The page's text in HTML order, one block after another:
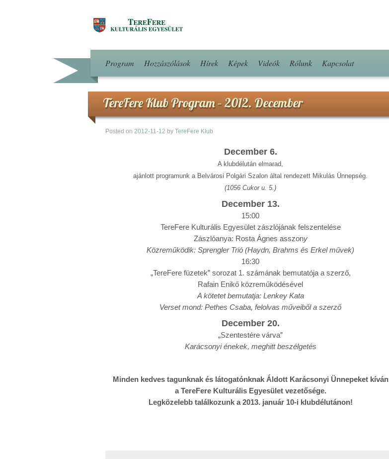
Program Hozzászólások Hírek Képek Videók Rólunk Kapcsolat
TereFere Klub Program – 2012. December
Posted on 2012-11-12 by TereFere Klub
December 6.
A klubdélután elmarad,
ajánlott programunk a Belvárosi Polgári Szalon által rendezett Mikulás Ünnepség.
(1056 Cukor u. 5.)
December 13.
15:00
TereFere Kulturális Egyesület zászlójának felszentelése
Zászlóanya: Rosta Ágnes asszony
Közreműködik: Sprengler Trió (Haydn, Brahms és Erkel művek)
16:30
„TereFere füzetek” sorozat 1. számának bemutatója a szerző,
Rafain Enikő közreműködésével
A kötetet bemutatja: Lenkey Kata
Verset mond: Pethes Csaba, felolvas műveiből a szerző
December 20.
„Szentestére várva”
Karácsonyi énekek, meghitt beszélgetés
Minden kedves tagunknak és látogatónknak Áldott Karácsonyi Ünnepeket kíván
a TereFere Kulturális Egyesület vezetősége.
Legközelebb találkozunk a 2013. január 10-i klubdélutánon!